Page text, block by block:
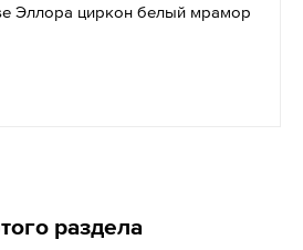
Эллора циркон белый мрамор
раздела